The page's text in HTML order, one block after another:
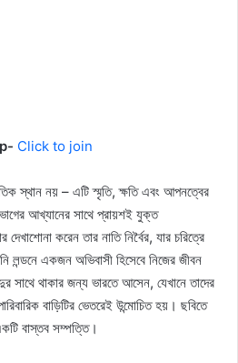
Click to join
স্থান নয় – এটি স্মৃতি, ক্ষতি এবং আপনত্বের
আখ্যানের সাথে প্রায়শই যুক্ত
করেন তার নাতি নির্বৈর, যার চরিত্রে
লন্ডনে একজন অভিবাসী হিসেবে নিজের জীবন
সাথে থাকার জন্য ভারতে আসেন, যেখানে তাদের
বাড়িটির ভেতরেই উন্মোচিত হয়। ছবিতে
বাস্তব সম্পত্তি।